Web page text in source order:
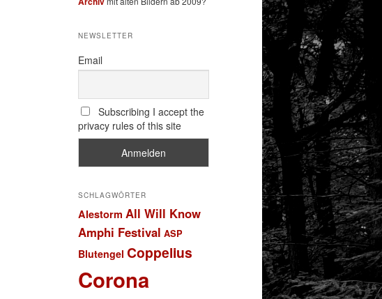
NEWSLETTER
Email
Subscribing I accept the
privacy rules of this site
SCHLAGWÖRTER
Alestorm All Will Know
Amphi Festival ASP
Blutengel Coppelius
Corona